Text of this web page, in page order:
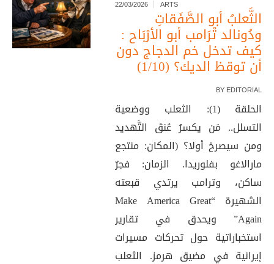
22/03/2026 ARTS
الثَّعلبُ أبو الصَّفَقاتِ
ودُونالد تْرَامب أبو الأرْبَاح :
كيف تدخل خم الدجاج دون
أن توقظ الديك؟ (1/10)
BY EDITORIAL
الحلقة (1): الثعلب ووضعية
التسلل.. مَن يكسرُ عُنقَ التَّهديد
ومن سيصرخ أولا؟ (المكان: منتجع
مارالاغو بفلوريدا. الزمان: فجرٌ
ساكن، وترامب يرتدي قبعته
الشهيرة “Make America Great
Again” ويحدق في تقارير
استخباراتية حول تحركات مسيرات
إيرانية في مضيق هرمز. الثعلب